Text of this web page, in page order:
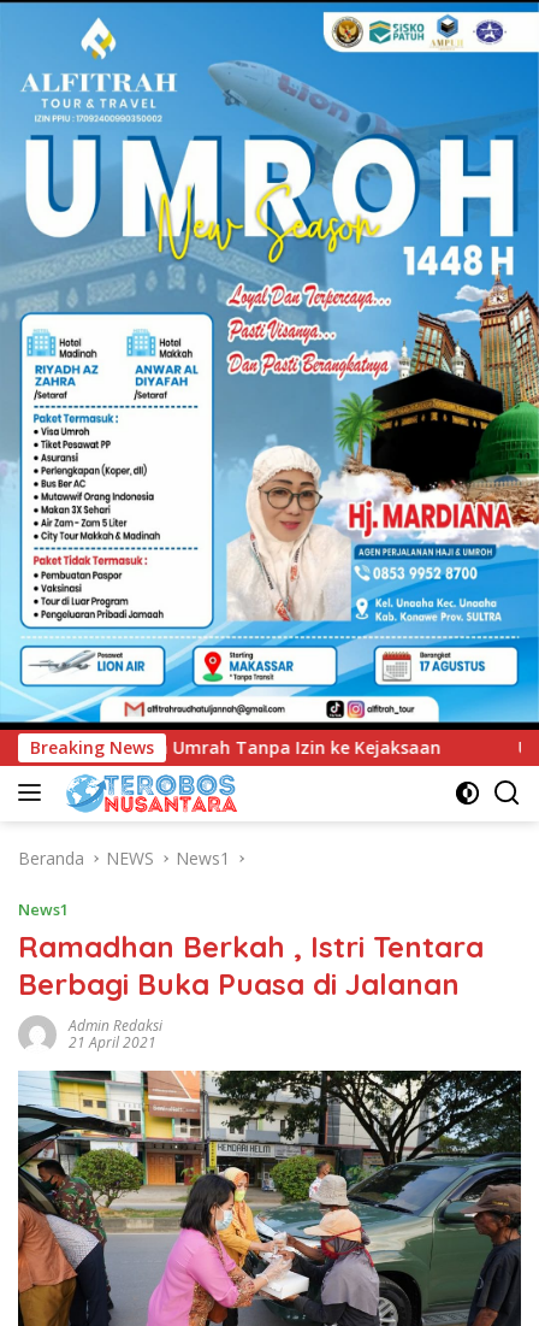
Breaking News
ke Kejaksaan UNIMEN Tambah Delapan Program
Beranda NEWS News1
News1
Ramadhan Berkah , Istri Tentara
Berbagi Buka Puasa di Jalanan
Admin Redaksi
21 April 2021